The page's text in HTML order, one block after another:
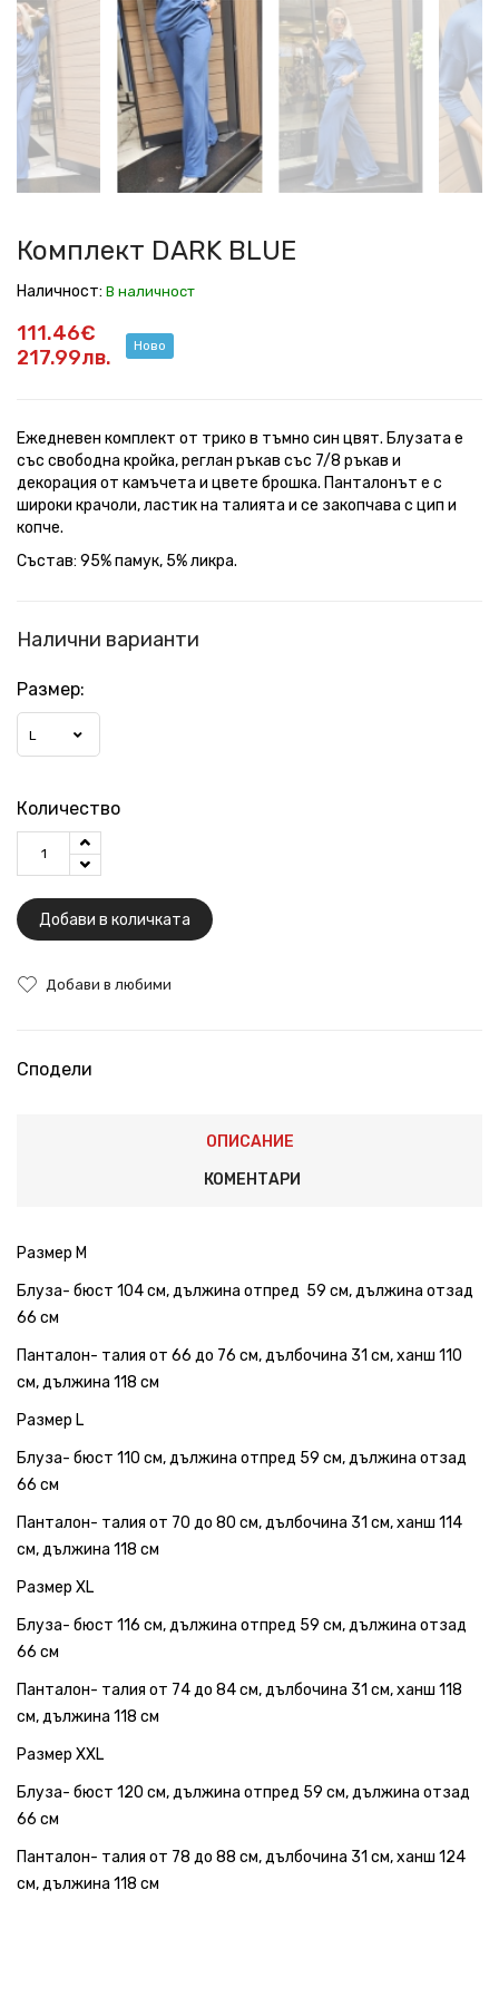
DARK
BLUE
DARK
BLUE
DARK
BLUE
DARK
BLUE
DARK
BLUE
DARK
BLUE
DARK
BLUE
DARK
BLUE
Комплект DARK BLUE
Наличност: В наличност
111.46€
217.99лв.
Ново
Ежедневен комплект от трико в тъмно син цвят. Блузата е
със свободна кройка, реглан ръкав със 7/8 ръкав и
декорация от камъчета и цвете брошка. Панталонът е с
широки крачоли, ластик на талията и се закопчава с цип и
копче.
Състав: 95% памук, 5% ликра.
Налични варианти
Размер:
L
Количество
Добави в количката
Добави в любими
Сподели
ОПИСАНИЕ
КОМЕНТАРИ
Размер М
Блуза- бюст 104 см, дължина отпред 59 см, дължина отзад
66 см
Панталон- талия от 66 до 76 см, дълбочина 31 см, ханш 110
см, дължина 118 см
Размер L
Блуза- бюст 110 см, дължина отпред 59 см, дължина отзад
66 см
Панталон- талия от 70 до 80 см, дълбочина 31 см, ханш 114
см, дължина 118 см
Размер XL
Блуза- бюст 116 см, дължина отпред 59 см, дължина отзад
66 см
Панталон- талия от 74 до 84 см, дълбочина 31 см, ханш 118
см, дължина 118 см
Размер XXL
Блуза- бюст 120 см, дължина отпред 59 см, дължина отзад
66 см
Панталон- талия от 78 до 88 см, дълбочина 31 см, ханш 124
см, дължина 118 см